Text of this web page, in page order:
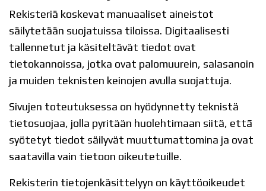
Rekisteriä koskevat manuaaliset aineistot
säilytetään suojatuissa tiloissa. Digitaalisesti
tallennetut ja käsiteltävät tiedot ovat
tietokannoissa, jotka ovat palomuurein, salasanoin
ja muiden teknisten keinojen avulla suojattuja.
Sivujen toteutuksessa on hyödynnetty teknistä
tietosuojaa, jolla pyritään huolehtimaan siitä, että̈
syötetyt tiedot säilyvät muuttumattomina ja ovat
saatavilla vain tietoon oikeutetuille.
Rekisterin tietojenkäsittelyyn on käyttöoikeudet